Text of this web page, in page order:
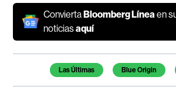
ConviertaBloomberg Línea en
noticiasaquí
Temas de este artículo
Las Últimas Blue Origin